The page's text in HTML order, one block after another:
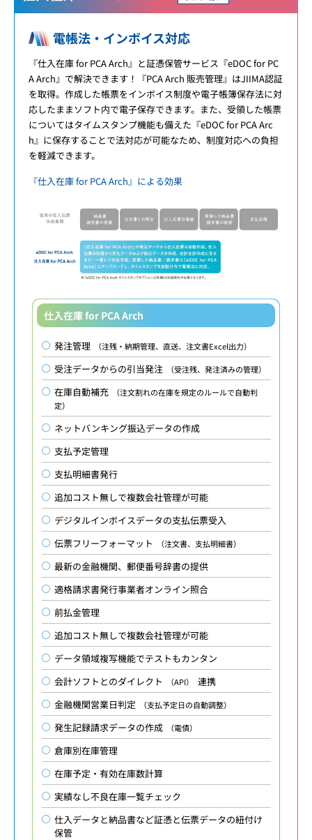
電帳法・インボイス対応
『仕入在庫 for PCA Arch』と証憑保管サービス『eDOC for PC
A Arch』で解決できます！『PCA Arch 販売管理』はJIIMA認証
を取得。作成した帳票をインボイス制度や電子帳簿保存法に対
応したままソフト内で電子保存できます。また、受領した帳票
についてはタイムスタンプ機能も備えた『eDOC for PCA Arc
h』に保存することで法対応が可能なため、制度対応への負担
を軽減できます。
『仕入在庫 for PCA Arch』による効果
仕入在庫 for PCA Arch
発注管理 （注残・納期管理、直送、注文書Excel出力）
受注データからの引当発注 （受注残、発注済みの管理）
在庫自動補充
（注文割れの在庫を規定のルールで自動判
定）
ネットバンキング振込データの作成
支払予定管理
支払明細書発行
追加コスト無しで複数会社管理が可能
デジタルインボイスデータの支払伝票受入
伝票フリーフォーマット
（注文書、支払明細書）
最新の金融機関、郵便番号辞書の提供
適格請求書発行事業者オンライン照合
前払金管理
追加コスト無しで複数会社管理が可能
データ領域複写機能でテストもカンタン
会計ソフトとのダイレクト
（API）
連携
金融機関営業日判定
（支払予定日の自動調整）
発生記録請求データの作成 （電債）
倉庫別在庫管理
在庫予定・有効在庫数計算
実績なし不良在庫一覧チェック
仕入データと納品書など証憑と伝票データの紐付け
保管